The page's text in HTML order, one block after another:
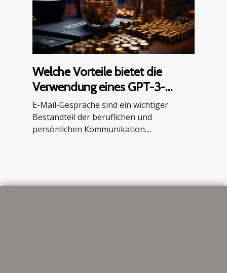
Welche Vorteile bietet die
Verwendung eines GPT-3-
Chatbots für den E-Mail-
Austausch ?
E-Mail-Gespräche sind ein wichtiger
Bestandteil der beruflichen und
persönlichen Kommunikation....